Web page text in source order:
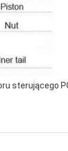
sterującego